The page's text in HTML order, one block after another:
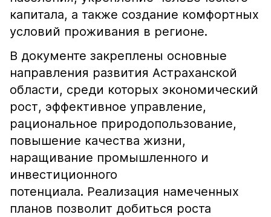
капитала, а также создание комфортных
условий проживания в регионе.
В документе закреплены основные
направления развития Астраханской
области, среди которых экономический
рост, эффективное управление,
рациональное природопользование,
повышение качества жизни,
наращивание промышленного и
инвестиционного
потенциала. Реализация намеченных
планов позволит добиться роста